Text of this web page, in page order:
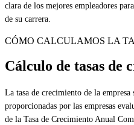
clara de los mejores empleadores
de su carrera.
CÓMO CALCULAMOS LA
Cálculo de tasas de
La tasa de crecimiento de la empresa
proporcionadas por las empresas
de la Tasa de Crecimiento Anual